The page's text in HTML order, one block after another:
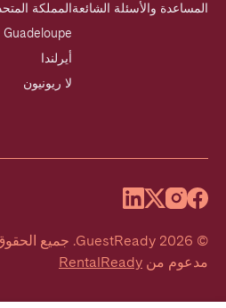
المساعدة والأسئلة الشائعةالمملكة
Guadeloupe
أيرلندا
لا ريونيون
©
2026
GuestReady
. جميع
مدعوم من RentalReady